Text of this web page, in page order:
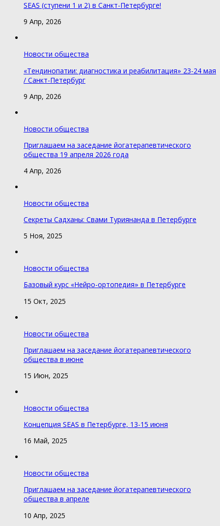
SEAS (ступени 1 и 2) в Санкт-Петербурге!
9 Апр, 2026
Новости общества
«Тендинопатии: диагностика и реабилитация» 23-24 мая
/ Санкт-Петербург
9 Апр, 2026
Новости общества
Приглашаем на заседание йогатерапевтического
общества 19 апреля 2026 года
4 Апр, 2026
Новости общества
Секреты Садханы: Свами Туриянанда в Петербурге
5 Ноя, 2025
Новости общества
Базовый курс «Нейро-ортопедия» в Петербурге
15 Окт, 2025
Новости общества
Приглашаем на заседание йогатерапевтического
общества в июне
15 Июн, 2025
Новости общества
Концепция SEAS в Петербурге, 13-15 июня
16 Май, 2025
Новости общества
Приглашаем на заседание йогатерапевтического
общества в апреле
10 Апр, 2025